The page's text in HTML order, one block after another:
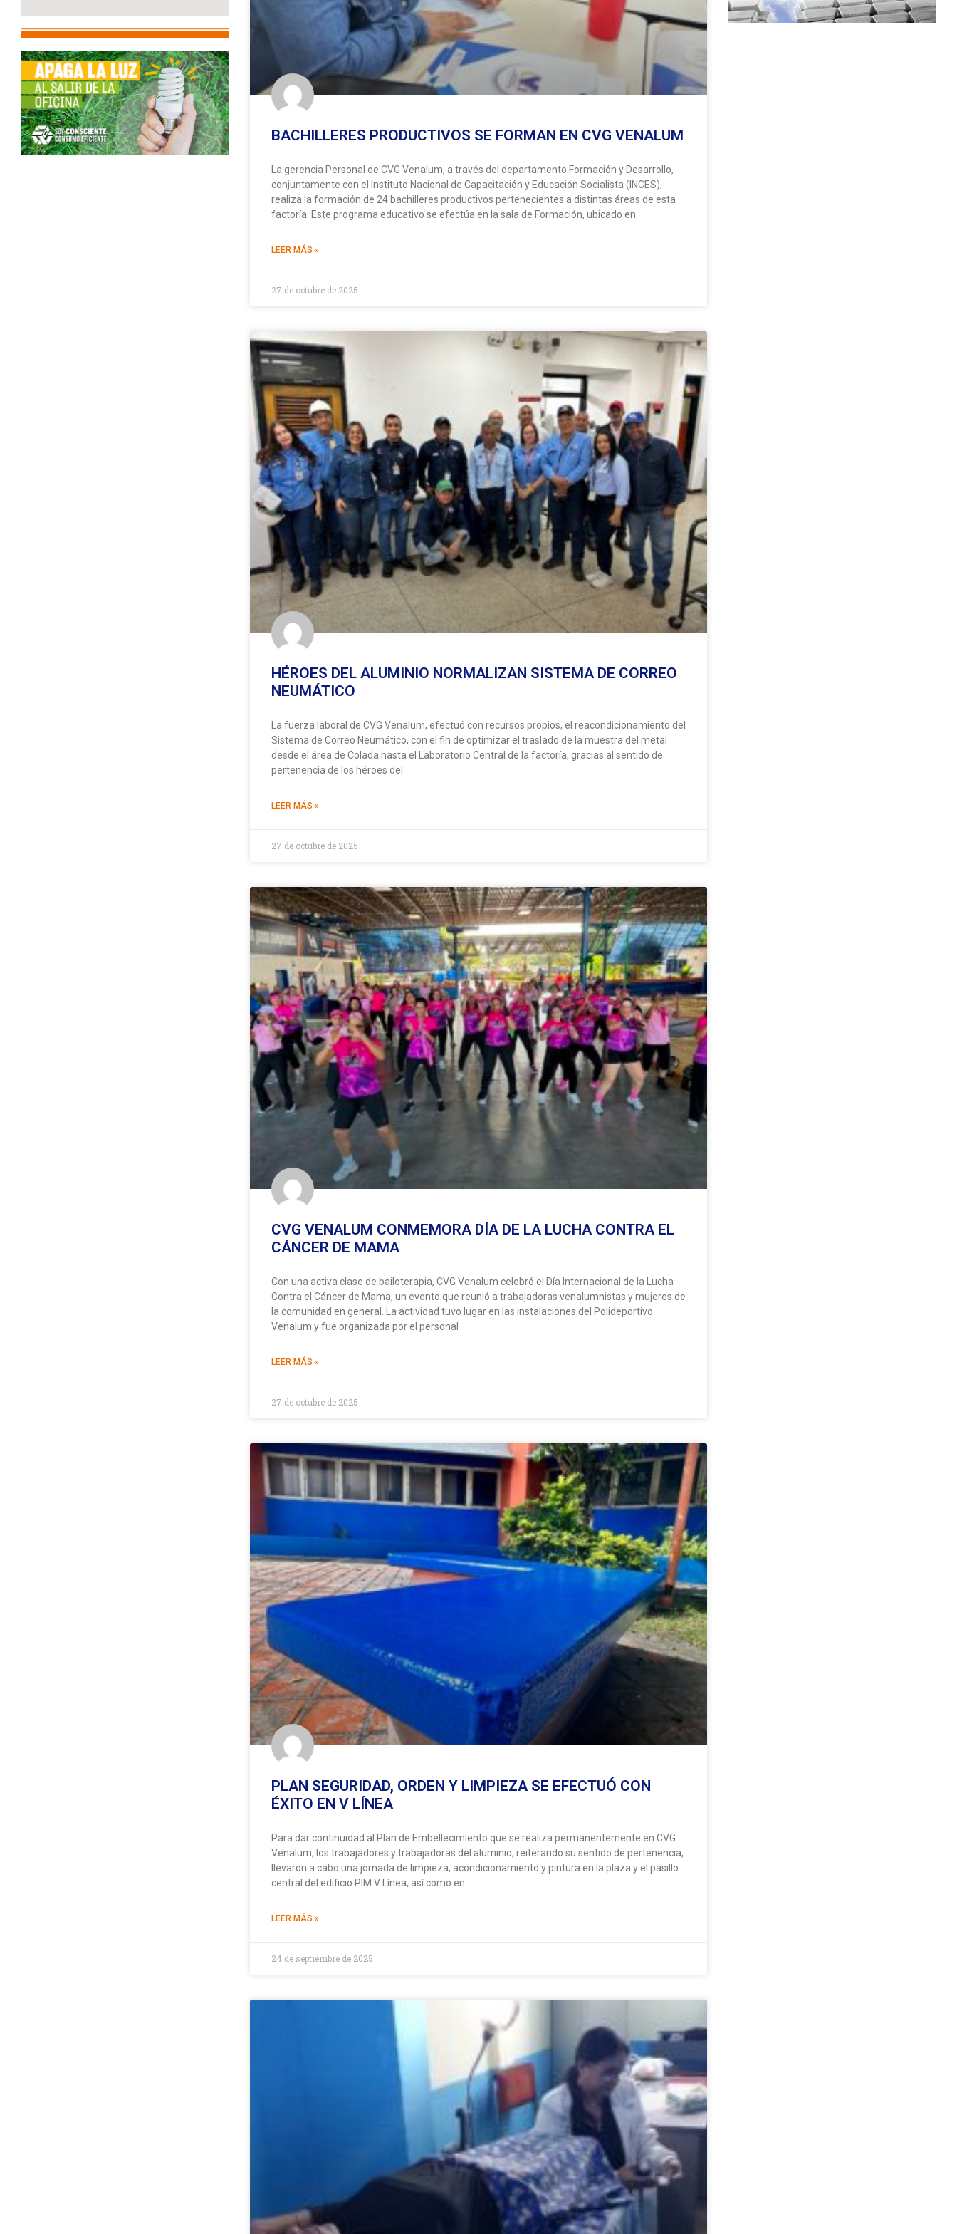
BACHILLERES PRODUCTIVOS SE FORMAN EN CVG VENALUM
La gerencia Personal de CVG Venalum, a través del departamento Formación y Desarrollo,
conjuntamente con el Instituto Nacional de Capacitación y Educación Socialista (INCES),
realiza la formación de 24 bachilleres productivos pertenecientes a distintas áreas de esta
factoría. Este programa educativo se efectúa en la sala de Formación, ubicado en
LEER MÁS »
27 de octubre de 2025
HÉROES DEL ALUMINIO NORMALIZAN SISTEMA DE CORREO
NEUMÁTICO
La fuerza laboral de CVG Venalum, efectuó con recursos propios, el reacondicionamiento del
Sistema de Correo Neumático, con el fin de optimizar el traslado de la muestra del metal
desde el área de Colada hasta el Laboratorio Central de la factoría, gracias al sentido de
pertenencia de los héroes del
LEER MÁS »
27 de octubre de 2025
CVG VENALUM CONMEMORA DÍA DE LA LUCHA CONTRA EL
CÁNCER DE MAMA
Con una activa clase de bailoterapia, CVG Venalum celebró el Día Internacional de la Lucha
Contra el Cáncer de Mama, un evento que reunió a trabajadoras venalumnistas y mujeres de
la comunidad en general. La actividad tuvo lugar en las instalaciones del Polideportivo
Venalum y fue organizada por el personal
LEER MÁS »
27 de octubre de 2025
PLAN SEGURIDAD, ORDEN Y LIMPIEZA SE EFECTUÓ CON
ÉXITO EN V LÍNEA
Para dar continuidad al Plan de Embellecimiento que se realiza permanentemente en CVG
Venalum, los trabajadores y trabajadoras del aluminio, reiterando su sentido de pertenencia,
llevaron a cabo una jornada de limpieza, acondicionamiento y pintura en la plaza y el pasillo
central del edificio PIM V Línea, así como en
LEER MÁS »
24 de septiembre de 2025